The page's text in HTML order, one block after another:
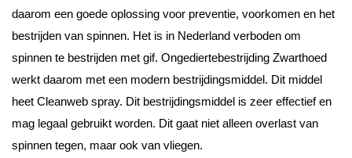
daarom een goede oplossing voor preventie, voorkomen en het
bestrijden van spinnen. Het is in Nederland verboden om
spinnen te bestrijden met gif. Ongediertebestrijding Zwarthoed
werkt daarom met een modern bestrijdingsmiddel. Dit middel
heet Cleanweb spray. Dit bestrijdingsmiddel is zeer effectief en
mag legaal gebruikt worden. Dit gaat niet alleen overlast van
spinnen tegen, maar ook van vliegen.